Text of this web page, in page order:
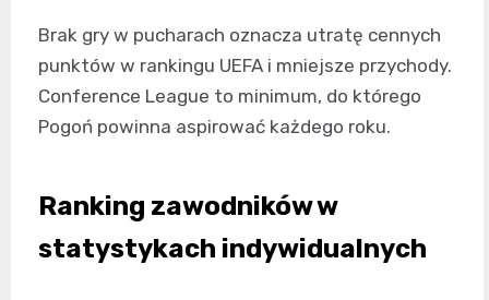
Brak gry w pucharach oznacza utratę cennych
punktów w rankingu UEFA i mniejsze przychody.
Conference League to minimum, do którego
Pogoń powinna aspirować każdego roku.
Ranking zawodników w
statystykach indywidualnych